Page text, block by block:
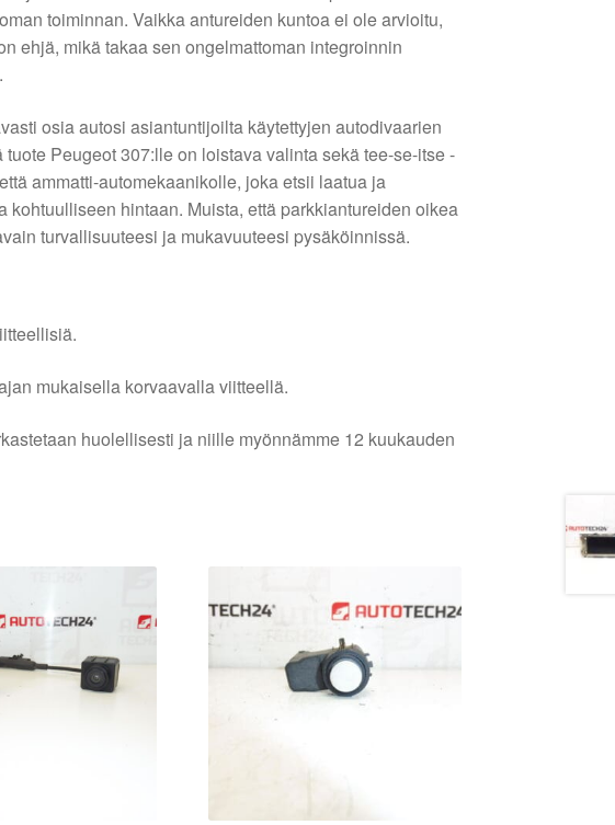
toiminnan. Vaikka antureiden kuntoa ei ole arvioitu,
ehjä, mikä takaa sen ongelmattoman integroinnin
osia autosi asiantuntijoilta käytettyjen autodivaarien
tuote Peugeot 307:lle on loistava valinta sekä tee-se-itse -
ammatti-automekaanikolle, joka etsii laatua ja
kohtuulliseen hintaan. Muista, että parkkiantureiden oikea
turvallisuuteesi ja mukavuuteesi pysäköinnissä.
mukaisella korvaavalla viitteellä.
huolellisesti ja niille myönnämme 12 kuukauden